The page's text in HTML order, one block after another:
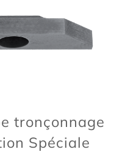
tronçonnage
Spéciale